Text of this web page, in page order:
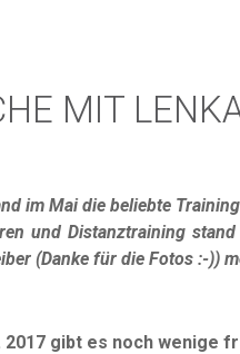
MIT
im Mai die beliebte
und Distanztraining
(Danke für die Fotos :-))
2017 gibt es noch wenige